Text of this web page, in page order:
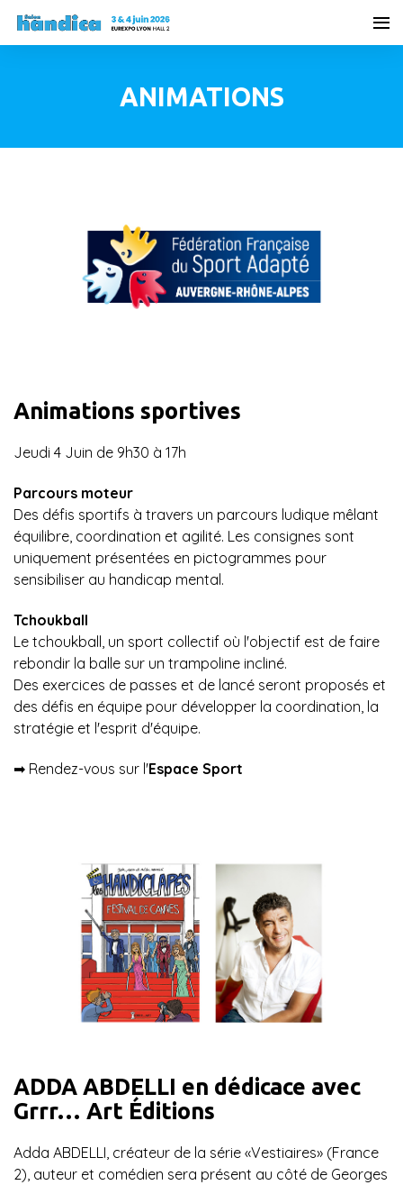
ANIMATIONS
Animations sportives
Jeudi 4 Juin de 9h30 à 17h
Parcours moteur
Des défis sportifs à travers un parcours ludique mêlant
équilibre, coordination et agilité. Les consignes sont
uniquement présentées en pictogrammes pour
sensibiliser au handicap mental.
Tchoukball
Le tchoukball, un sport collectif où l'objectif est de faire
rebondir la balle sur un trampoline incliné.
Des exercices de passes et de lancé seront proposés et
des défis en équipe pour développer la coordination, la
stratégie et l'esprit d'équipe.
➡︎ Rendez-vous sur l'Espace Sport
ADDA ABDELLI en dédicace avec
Grrr… Art Éditions
Adda ABDELLI, créateur de la série «Vestiaires» (France
2), auteur et comédien sera présent au côté de Georges